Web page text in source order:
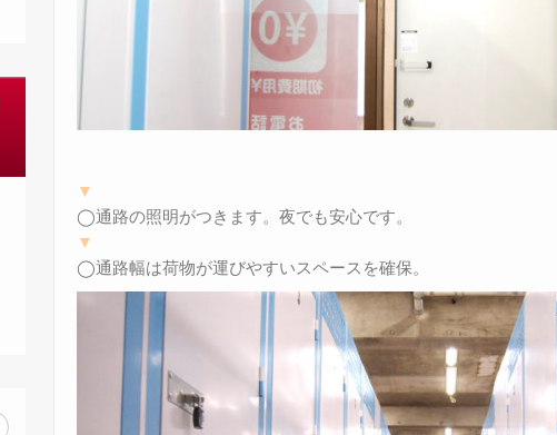
▼
◯通路の照明がつきます。夜でも安心です。
▼
◯通路幅は荷物が運びやすいスペースを確保。